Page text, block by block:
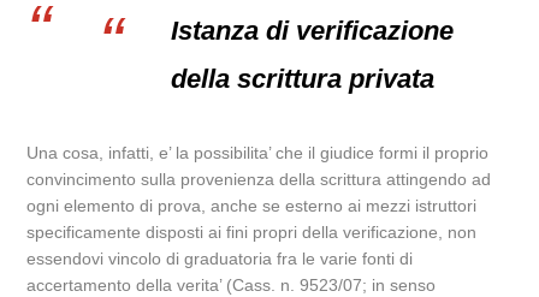
Istanza di verificazione
della scrittura privata
Una cosa, infatti, e’ la possibilita’ che il giudice formi il proprio
convincimento sulla provenienza della scrittura attingendo ad
ogni elemento di prova, anche se esterno ai mezzi istruttori
specificamente disposti ai fini propri della verificazione, non
essendovi vincolo di graduatoria fra le varie fonti di
accertamento della verita’ (Cass. n. 9523/07; in senso